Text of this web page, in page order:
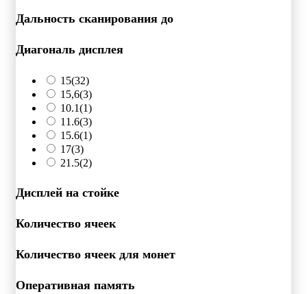
Дальность сканирования до
Диагональ дисплея
15(32)
15,6(3)
10.1(1)
11.6(3)
15.6(1)
17(3)
21.5(2)
Дисплей на стойке
Количество ячеек
Количество ячеек для монет
Оперативная память